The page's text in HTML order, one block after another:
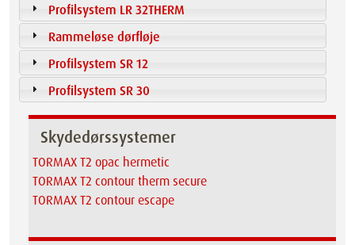
Profilsystem LR 32THERM
Rammeløse dørfløje
Profilsystem SR 12
Profilsystem SR 30
Skydedørssystemer
TORMAX T2 opac hermetic
TORMAX T2 contour therm secure
TORMAX T2 contour escape